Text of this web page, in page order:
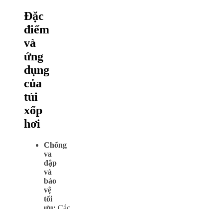
Đặc
điểm
và
ứng
dụng
của
túi
xốp
hơi
Chống
va
đập
và
bảo
vệ
tối